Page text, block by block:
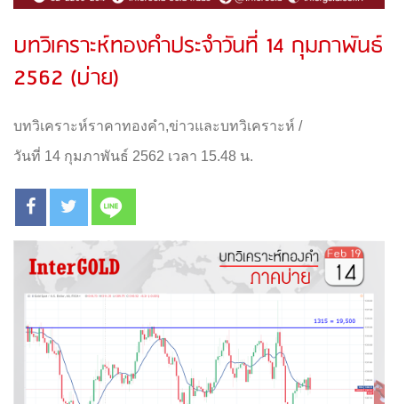
บทวิเคราะห์ทองคำประจำวันที่ 14 กุมภาพันธ์
2562 (บ่าย)
บทวิเคราะห์ราคาทองคำ,ข่าวและบทวิเคราะห์ /
วันที่ 14 กุมภาพันธ์ 2562 เวลา 15.48 น.